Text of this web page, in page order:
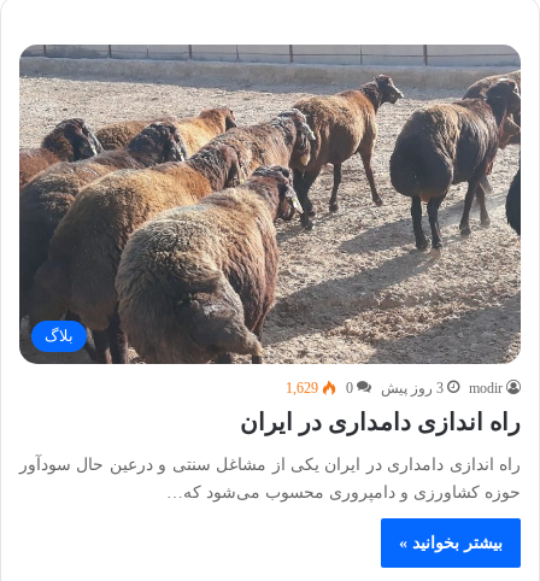
بلاگ
modir 3 روز پیش 0
1,629
راه اندازی دامداری در ایران
راه‌ اندازی دامداری در ایران یکی از مشاغل سنتی و درعین‌ حال سودآور
حوزه کشاورزی و دامپروری محسوب می‌شود که…
بیشتر بخوانید »